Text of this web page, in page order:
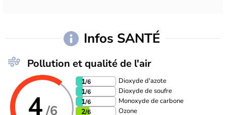
Infos SANTÉ
Pollution et qualité de l'air
4 /6
1/6 Dioxyde d'azote
1/6 Dioxyde de soufre
1/6 Monoxyde de carbone
2/6 Ozone